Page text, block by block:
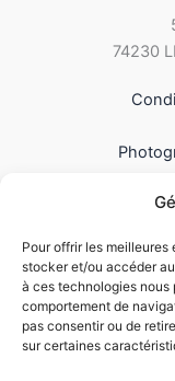
Pour offrir les
stocker et/ou accéder
à ces technologies nous
comportement de
pas consentir ou de
sur certaines
74230